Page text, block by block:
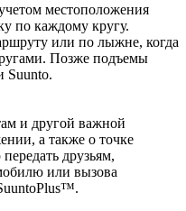
местоположения
по каждому кругу.
или по лыжне, когда
Позже подъемы
Suunto.
и другой важной
а также о точке
друзьям,
или вызова